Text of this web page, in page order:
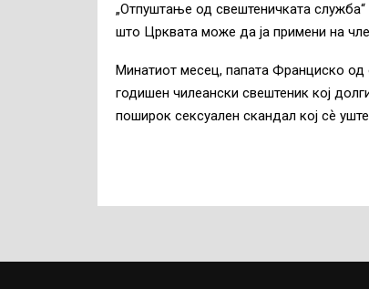
„Отпуштање од свештеничката
што Црквата може да ја примени на
Минатиот месец, папата Франциско
годишен чилеански свештеник кој
поширок сексуален скандал кој сѐ